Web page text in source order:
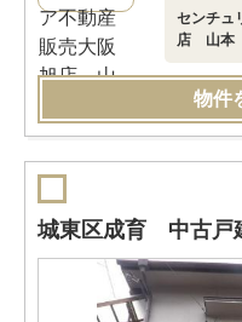
センチュ
店 山本
物件
城東区成育 中古戸